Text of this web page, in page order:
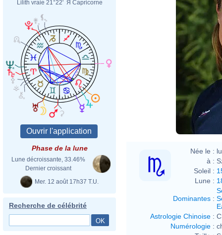
Lilith vraie 21°22' Я Capricorne
Phase de la lune
Lune décroissante, 33.46%
Dernier croissant
Mer. 12 août 17h37 T.U.
Recherche de célébrité
Née le :
à :
Soleil :
Lune :
Dominantes :
Astrologie Chinoise :
Numérologie :